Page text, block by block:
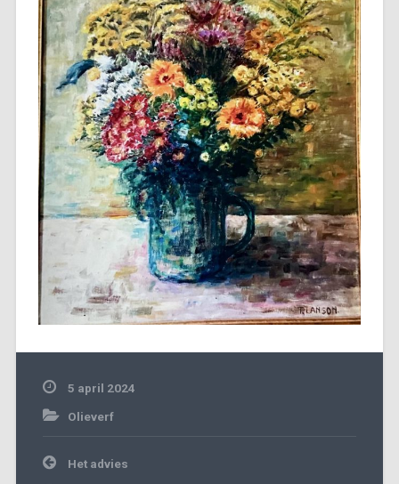
5 april 2024
Olieverf
BerichtHet advies